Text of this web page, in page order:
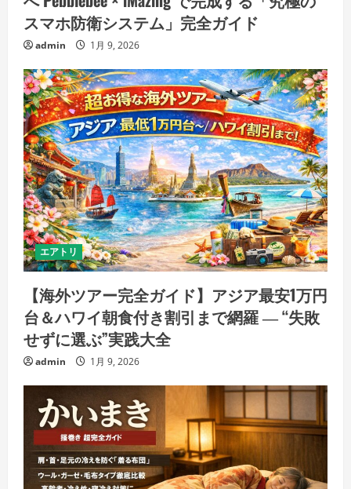
スマホ防衛システム」完全ガイド
admin 1月 9, 2026
エアトリ
【海外ツアー完全ガイド】アジア最安1万円
台＆ハワイ朝食付き割引まで網羅 ― “失敗
せずに選ぶ”実践大全
admin 1月 9, 2026